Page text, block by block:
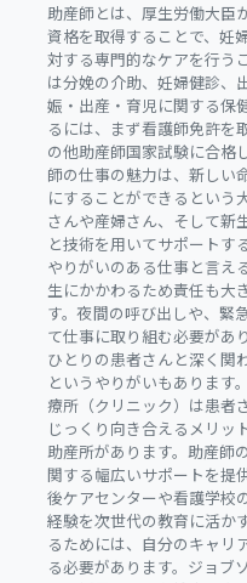
助産師とは、厚生労働大臣
資格を取得することで、妊
対する専門的なケアを行う
は分娩の介助、妊婦健診、
娠・出産・育児に関する保
るには、まず看護師免許を
の他助産師国家試験に合格
師の仕事の魅力は、新しい
にすることができるという
さんや産婦さん、そして新
と技術を用いてサポートす
やりがいのある仕事と言え
生にかかわるため責任も大
す。夜間の呼び出しや、緊
て仕事に取り組む必要があ
ひとりの患者さんと深く関
というやりがいもあります
療所（クリニック）は患者
じっくり向き合えるメリッ
助産所があります。助産師
関する幅広いサポートを提
後ケアセンターや看護学校
経験を次世代の教育に活か
るためには、自分のキャリ
る必要があります。ジョブ